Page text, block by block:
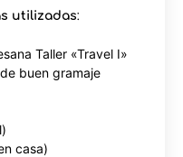
utilizadas:
Taller «Travel I»
buen gramaje
casa)